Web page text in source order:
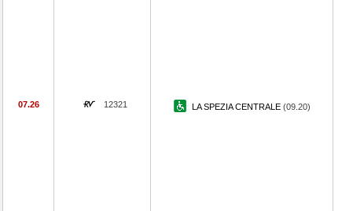
07.26 12321 LA SPEZIA CENTRALE (09.20)